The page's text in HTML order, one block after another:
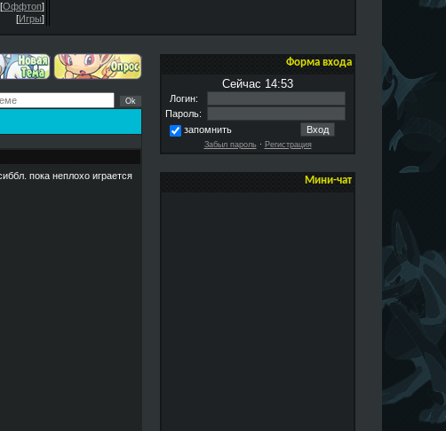
[Оффтоп]
[Игры]
Форма входа
Сейчас 14:53
Логин:
Пароль:
запомнить
Забыл пароль· Регистрация
Мини-чат
пока неплохо играется